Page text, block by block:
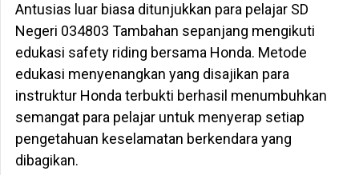
Antusias luar biasa ditunjukkan para pelajar SD
Negeri 034803 Tambahan sepanjang mengikuti
edukasi safety riding bersama Honda. Metode
edukasi menyenangkan yang disajikan para
instruktur Honda terbukti berhasil menumbuhkan
semangat para pelajar untuk menyerap setiap
pengetahuan keselamatan berkendara yang
dibagikan.